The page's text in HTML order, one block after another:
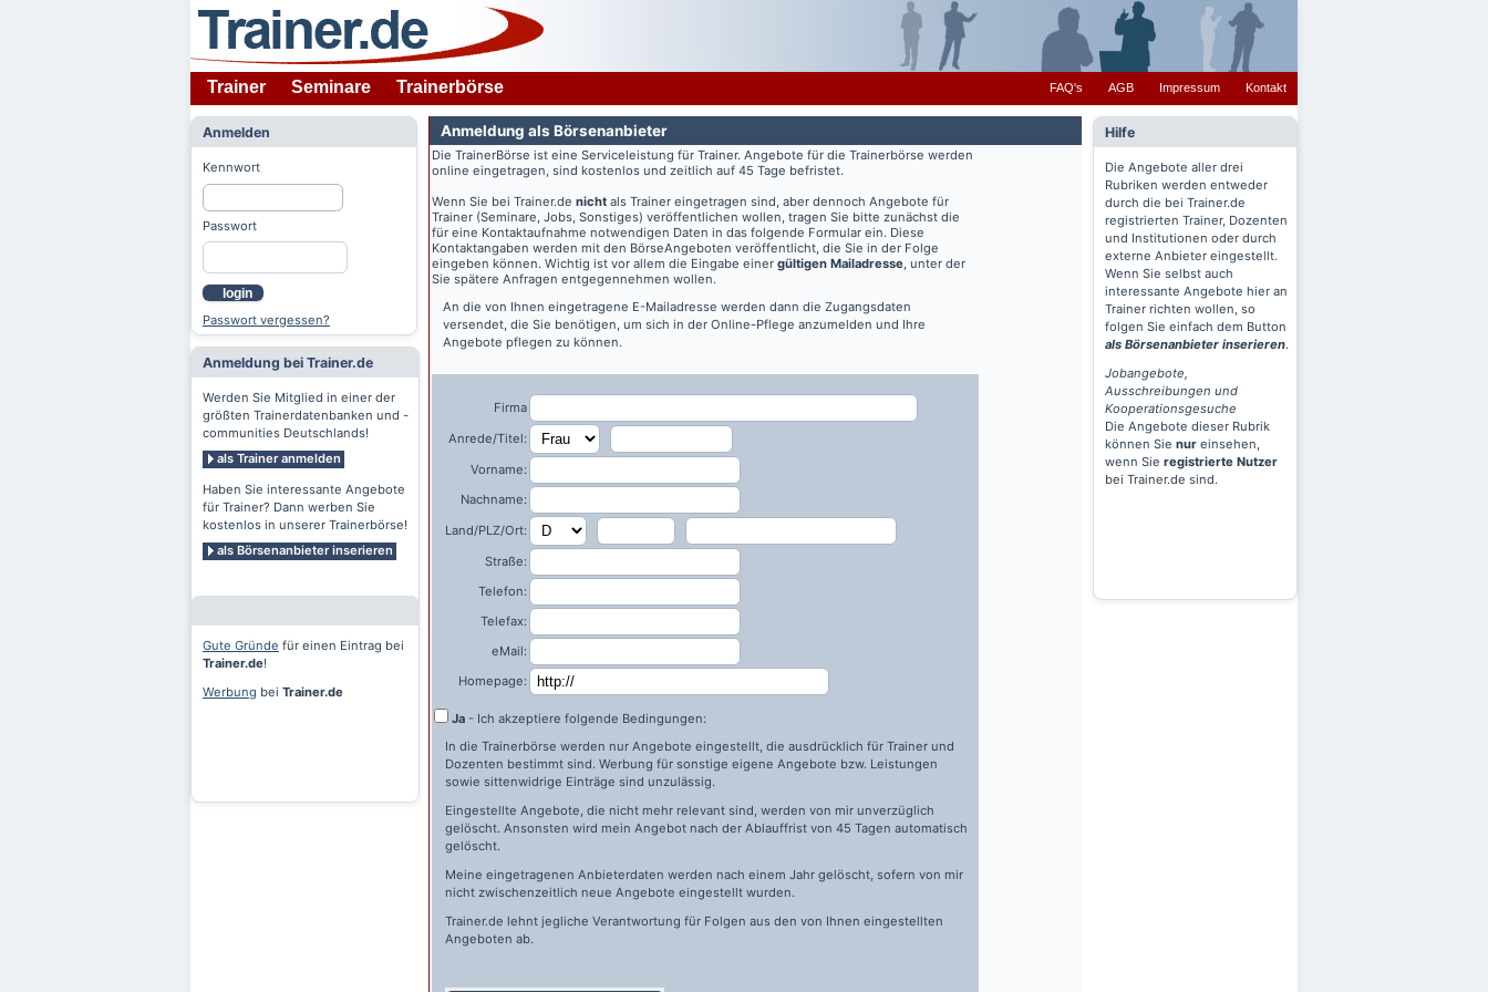
Trainer Seminare Trainerbörse FAQ's AGB Impressum Kontakt
Anmelden
Kennwort
Passwort
login
Passwort vergessen?
Anmeldung bei Trainer.de
Werden Sie Mitglied in einer der
größten Trainerdatenbanken und -
communities Deutschlands!
als Trainer anmelden
Haben Sie interessante Angebote
für Trainer? Dann werben Sie
kostenlos in unserer Trainerbörse!
als Börsenanbieter inserieren
Gute Gründe für einen Eintrag bei
Trainer.de!
Werbung bei Trainer.de
Hilfe
Die Angebote aller drei
Rubriken werden entweder
durch die bei Trainer.de
registrierten Trainer, Dozenten
und Institutionen oder durch
externe Anbieter eingestellt.
Wenn Sie selbst auch
interessante Angebote hier an
Trainer richten wollen, so
folgen Sie einfach dem Button
als Börsenanbieter inserieren.
Jobangebote,
Ausschreibungen und
Kooperationsgesuche
Die Angebote dieser Rubrik
können Sie nur einsehen,
wenn Sie registrierte Nutzer
bei Trainer.de sind.
Anmeldung als Börsenanbieter
Die TrainerBörse ist eine Serviceleistung für Trainer. Angebote für die Trainerbörse werden
online eingetragen, sind kostenlos und zeitlich auf 45 Tage befristet.
Wenn Sie bei Trainer.de nicht als Trainer eingetragen sind, aber dennoch Angebote für
Trainer (Seminare, Jobs, Sonstiges) veröffentlichen wollen, tragen Sie bitte zunächst die
für eine Kontaktaufnahme notwendigen Daten in das folgende Formular ein. Diese
Kontaktangaben werden mit den BörseAngeboten veröffentlicht, die Sie in der Folge
eingeben können. Wichtig ist vor allem die Eingabe einer gültigen Mailadresse, unter der
Sie spätere Anfragen entgegennehmen wollen.
An die von Ihnen eingetragene E-Mailadresse werden dann die Zugangsdaten
versendet, die Sie benötigen, um sich in der Online-Pflege anzumelden und Ihre
Angebote pflegen zu können.
Firma
Anrede/Titel:
Vorname:
Nachname:
Land/PLZ/Ort:
Straße:
Telefon:
Telefax:
eMail:
Homepage:
Ja - Ich akzeptiere folgende Bedingungen:
In die Trainerbörse werden nur Angebote eingestellt, die ausdrücklich für Trainer und
Dozenten bestimmt sind. Werbung für sonstige eigene Angebote bzw. Leistungen
sowie sittenwidrige Einträge sind unzulässig.
Eingestellte Angebote, die nicht mehr relevant sind, werden von mir unverzüglich
gelöscht. Ansonsten wird mein Angebot nach der Ablauffrist von 45 Tagen automatisch
gelöscht.
Meine eingetragenen Anbieterdaten werden nach einem Jahr gelöscht, sofern von mir
nicht zwischenzeitlich neue Angebote eingestellt wurden.
Trainer.de lehnt jegliche Verantwortung für Folgen aus den von Ihnen eingestellten
Angeboten ab.